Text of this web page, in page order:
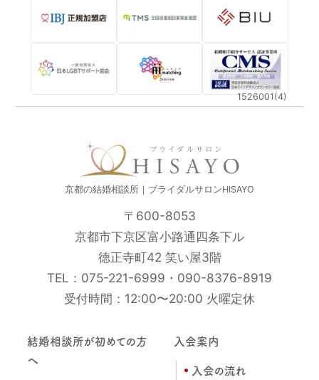
1526001(4)
京都の結婚相談所｜ブライダルサロンHISAYO
〒600-8053
京都市下京区富小路通四条下ル
徳正寺町42 笑い屋3階
TEL： 075-221-6999 ・ 090-8376-8919
受付時間：12:00〜20:00 火曜定休
結婚相談所が初めての方
へ
入会案内
入会の流れ